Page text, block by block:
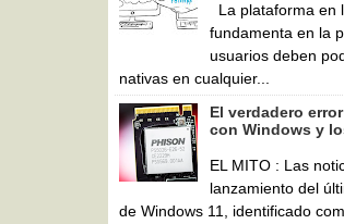
La plataforma en
fundamenta en la
usuarios deben
nativas en cualquier...
El verdadero
con Windows y
EL MITO : Las
lanzamiento del
de Windows 11, identificado